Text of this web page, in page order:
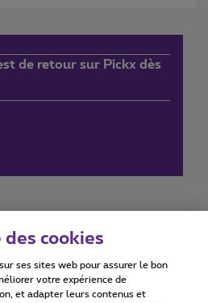
de retour sur Pickx dès
Accessibility statement
cookies
ses sites web pour assurer le bon
votre expérience de
et adapter leurs contenus et